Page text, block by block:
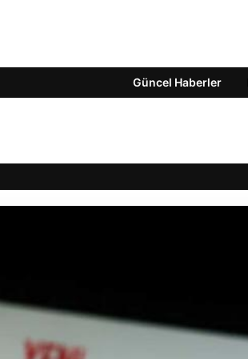
Güncel Haberler